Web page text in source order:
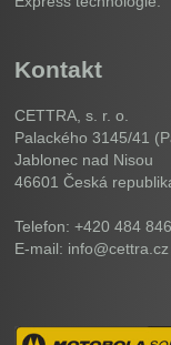
Kontakt
CETTRA, s. r. o.
Palackého 3145/41
Jablonec nad Nisou
46601Česká
Telefon: +420 484
E-mail: info@cettra.cz